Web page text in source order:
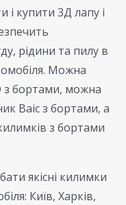
і купити 3Д лапу і
рідини та пилу в
Можна
з бортами, можна
Baic з бортами, а
з бортами
якісні килимки
Київ, Харків,